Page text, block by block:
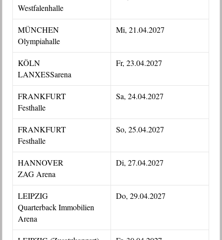
Westfalenhalle
MÜNCHEN
Olympiahalle
Mi, 21.04.2027
KÖLN
LANXESSarena
Fr, 23.04.2027
FRANKFURT
Festhalle
Sa, 24.04.2027
FRANKFURT
Festhalle
So, 25.04.2027
HANNOVER
ZAG Arena
Di, 27.04.2027
LEIPZIG
Quarterback Immobilien
Arena
Do, 29.04.2027